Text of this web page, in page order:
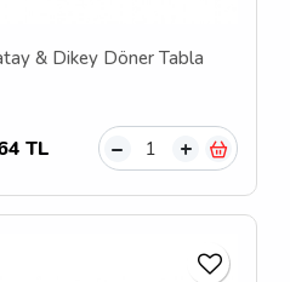
& Dikey Döner Tabla
TL – +